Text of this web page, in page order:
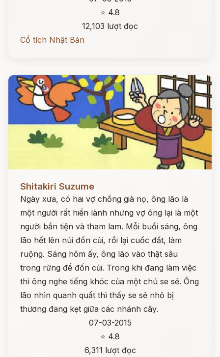
⭐ 4.8
12,103 lượt đọc
Cổ tích Nhật Bản
Shitakiri Suzume
Ngày xưa, có hai vợ chồng già nọ, ông lão là
một người rất hiền lành nhưng vợ ông lại là một
người bần tiện và tham lam. Mỗi buổi sáng, ông
lão hết lên núi đốn củi, rồi lại cuốc đất, làm
ruộng. Sáng hôm ấy, ông lão vào thật sâu
trong rừng để đốn củi. Trong khi đang làm việc
thì ông nghe tiếng khóc của một chú se sẻ. Ông
lão nhìn quanh quất thì thấy se sẻ nhỏ bị
thương đang kẹt giữa các nhánh cây.
07-03-2015
⭐ 4.8
6,311 lượt đọc